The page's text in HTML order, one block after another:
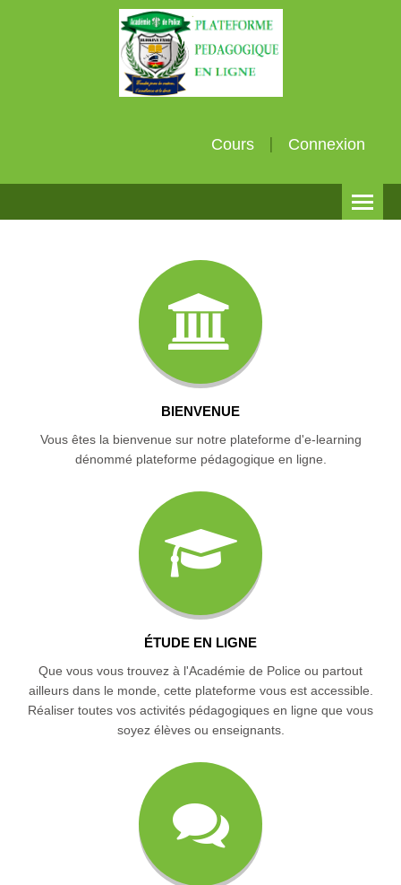
Cours Connexion
BIENVENUE
Vous êtes la bienvenue sur notre plateforme d'e-learning
dénommé plateforme pédagogique en ligne.
ÉTUDE EN LIGNE
Que vous vous trouvez à l'Académie de Police ou partout
ailleurs dans le monde, cette plateforme vous est accessible.
Réaliser toutes vos activités pédagogiques en ligne que vous
soyez élèves ou enseignants.